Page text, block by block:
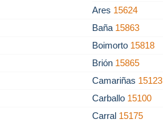
Ares 15624
Baña 15863
Boimorto 15818
Brión 15865
Camariñas 15123
Carballo 15100
Carral 15175